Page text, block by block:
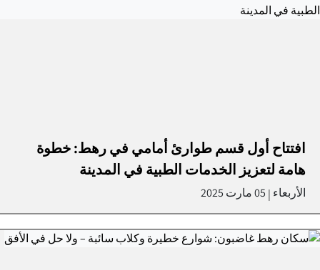
افتتاح أول قسم طوارئ أمامي في رهط: خطوة
هامة لتعزيز الخدمات الطبية في المدينة
الأربعاء | 05 مارت 2025